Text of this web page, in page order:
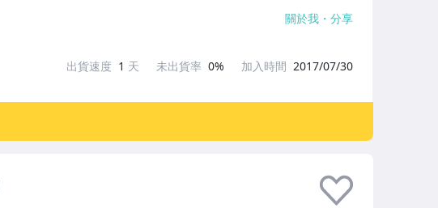
關於我 分享
出貨速度 1 天 未出貨率 0% 加入時間 2017/07/30